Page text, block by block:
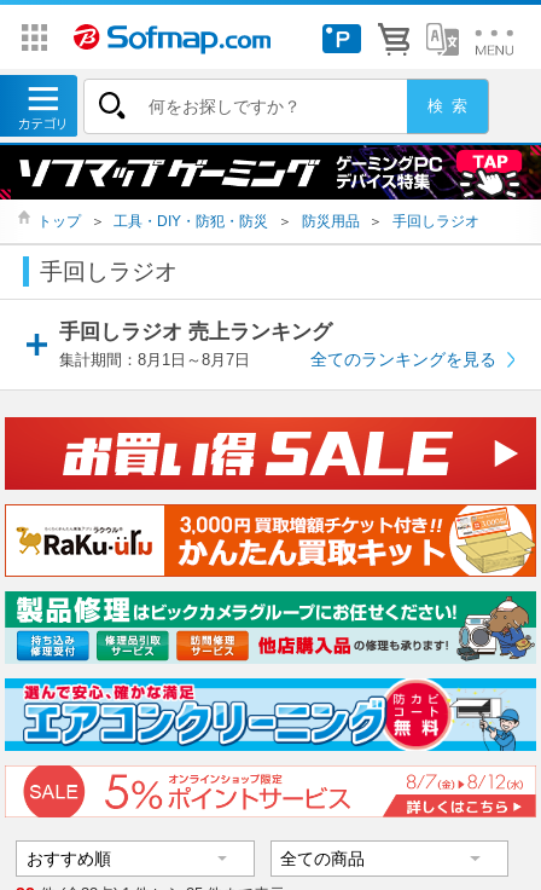
トップ ＞ 工具・DIY・防犯・防災 ＞ 防災用品 ＞ 手回しラジオ
手回しラジオ
手回しラジオ 売上ランキング
集計期間：8月1日～8月7日 全てのランキングを見る